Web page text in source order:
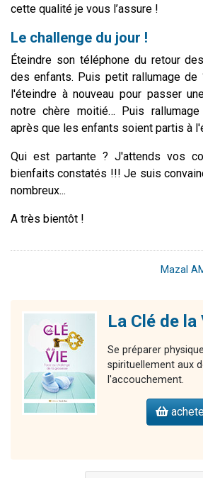
cette qualité je vous l’assure !
Le challenge du jour !
Éteindre son téléphone du retour
des enfants. Puis petit rallumage de
l'éteindre à nouveau pour passer
notre chère moitié… Puis
après que les enfants soient partis à
Qui est partante ? J'attends vos
bienfaits constatés !!! Je suis
nombreux...
A très bientôt !
Mazal
La Clé de la
Se préparer
spirituellement aux
l'accouchement.